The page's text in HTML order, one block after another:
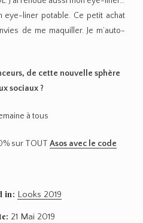
eye-liner potable. Ce petit achat
de me maquiller. Je m’auto-
de cette nouvelle sphère
sociaux ?
à tous
sur TOUT Asos avec le code
in: Looks 2019
21 Mai 2019